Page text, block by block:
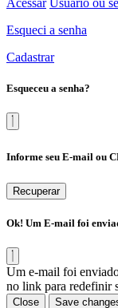
Acessar Usuário ou
Esqueci a senha
Cadastrar
Esqueceu a senha?
Informe seu E-mail ou
Recuperar
Ok! Um E-mail foi
Um e-mail foi
no link para redefinir
Close Save